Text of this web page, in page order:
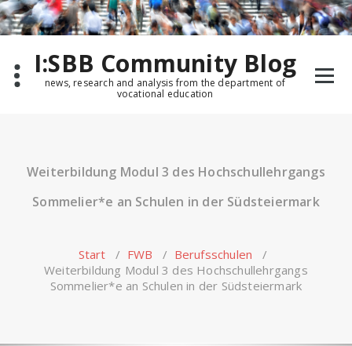
Zum
Inhalt
springen
I:SBB Community Blog
news, research and analysis from the department of
vocational education
Weiterbildung Modul 3 des Hochschullehrgangs
Sommelier*e an Schulen in der Südsteiermark
Start / FWB / Berufsschulen /
Weiterbildung Modul 3 des Hochschullehrgangs
Sommelier*e an Schulen in der Südsteiermark